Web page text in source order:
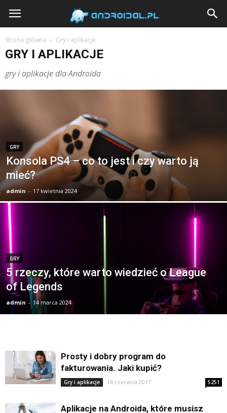
Androidal
Strona główna Gry i aplikacje
GRY I APLIKACJE
gry i aplikacje dla Androida
GRY
Konsola PS4 – co to jest i czy warto ją
mieć?
admin - 17 kwietnia 2024
GRY
5 rzeczy, które warto wiedzieć o League
of Legends
admin - 14 marca 2024
Prosty i dobry program do
fakturowania. Jaki kupić?
Gry i aplikacje 16 czerwca 2017 5251
Aplikacje na Androida, które musisz